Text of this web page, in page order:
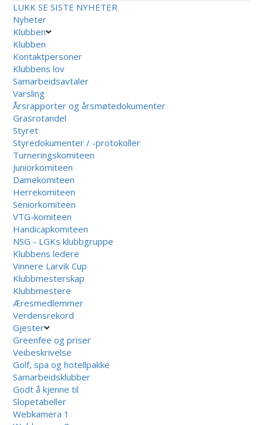
LUKK SE SISTE NYHETER
Nyheter
Klubben
Klubben
Kontaktpersoner
Klubbens lov
Samarbeidsavtaler
Varsling
Årsrapporter og årsmøtedokumenter
Grasrotandel
Styret
Styredokumenter / -protokoller
Turneringskomiteen
Juniorkomiteen
Damekomiteen
Herrekomiteen
Seniorkomiteen
VTG-komiteen
Handicapkomiteen
NSG - LGKs klubbgruppe
Klubbens ledere
Vinnere Larvik Cup
Klubbmesterskap
Klubbmestere
Æresmedlemmer
Verdensrekord
Gjester
Greenfee og priser
Veibeskrivelse
Golf, spa og hotellpakke
Samarbeidsklubber
Godt å kjenne til
Slopetabeller
Webkamera 1